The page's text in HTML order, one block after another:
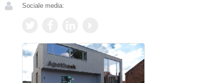
Sociale media: